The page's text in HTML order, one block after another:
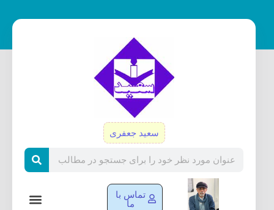
سعید جعفری
تماس با
ما